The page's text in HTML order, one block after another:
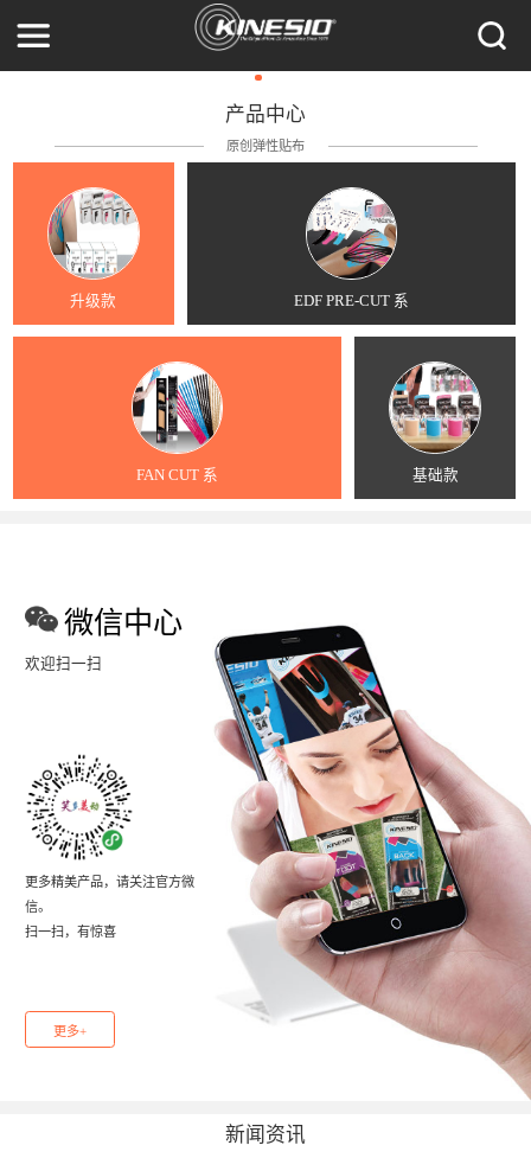
产品中心
原创弹性贴布
升级款 EDF PRE-CUT 系
FAN CUT 系 基础款
微信中心
欢迎扫一扫
更多精美产品，请关注官方微
信。
扫一扫，有惊喜
更多+
新闻资讯